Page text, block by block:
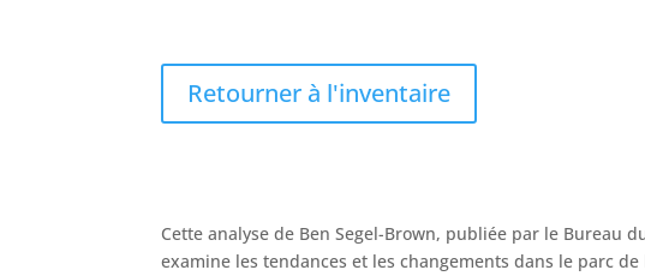
Retourner à l'inventaire
Cette analyse de Ben Segel-Brown, publiée par le Bureau
examine les tendances et les changements dans le parc